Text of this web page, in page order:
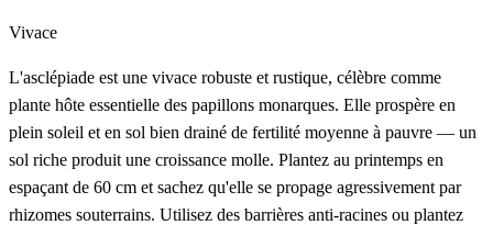
Vivace
L'asclépiade est une vivace robuste et rustique, célèbre comme
plante hôte essentielle des papillons monarques. Elle prospère en
plein soleil et en sol bien drainé de fertilité moyenne à pauvre — un
sol riche produit une croissance molle. Plantez au printemps en
espaçant de 60 cm et sachez qu'elle se propage agressivement par
rhizomes souterrains. Utilisez des barrières anti-racines ou plantez